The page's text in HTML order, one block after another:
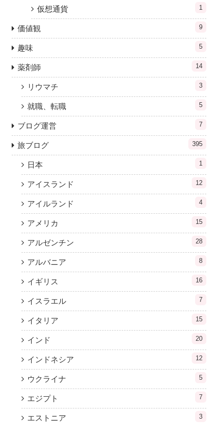
仮想通貨 1
価値観 9
趣味 5
薬剤師 14
リウマチ 3
就職、転職 5
ブログ運営 7
旅ブログ 395
日本 1
アイスランド 12
アイルランド 4
アメリカ 15
アルゼンチン 28
アルバニア 8
イギリス 16
イスラエル 7
イタリア 15
インド 20
インドネシア 12
ウクライナ 5
エジプト 7
エストニア 3